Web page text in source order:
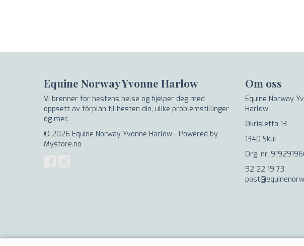
Equine Norway Yvonne Harlow
Vi brenner for hestens helse og hjelper deg med
oppsett av fôrplan til hesten din, ulike problemstillinger
og mer.
© 2026 Equine Norway Yvonne Harlow - Powered by
Mystore.no
Om oss
Equine Norway
Harlow
Økrisletta 13
1340 Skui
Org. nr.
92 22 19 73